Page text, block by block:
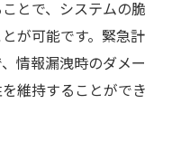
とで、システムの脆
が可能です。緊急計
情報漏洩時のダメー
維持することができ